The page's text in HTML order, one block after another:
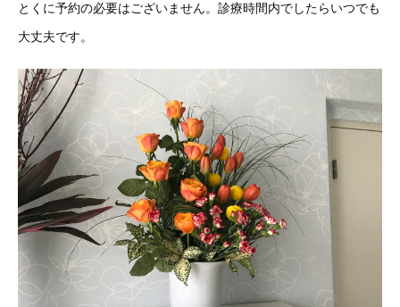
とくに予約の必要はございません。診療時間内でしたらいつでも
大丈夫です。